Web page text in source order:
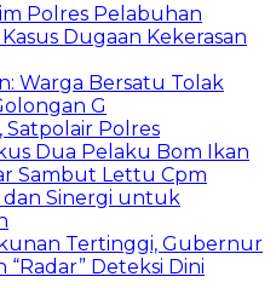
Polres Pelabuhan
Dugaan Kekerasan
Warga Bersatu Tolak
G
Satpolair Polres
Dua Pelaku Bom Ikan
Sambut Lettu Cpm
dan Sinergi untuk
Tertinggi, Gubernur
Deteksi Dini